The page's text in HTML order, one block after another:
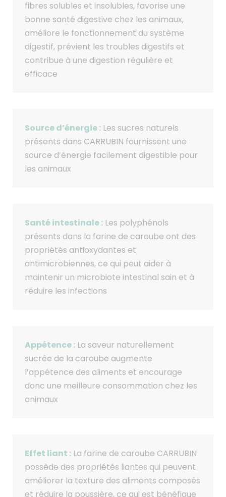
fibres solubles et insolubles, favorise une
bonne santé digestive chez les animaux,
améliore le fonctionnement du système
digestif, prévient les troubles digestifs et
contribue à une digestion régulière et
efficace
Source d’énergie : Les sucres naturels
présents dans CARRUBIN fournissent une
source d’énergie facilement digestible pour
les animaux
Santé intestinale : Les polyphénols
présents dans la farine de caroube ont des
propriétés antioxydantes et
antimicrobiennes, ce qui peut aider à
maintenir un microbiote intestinal sain et à
réduire les infections
Appétence : La saveur naturellement
sucrée de la caroube augmente
l’appétence des aliments et encourage
donc une meilleure consommation chez les
animaux
Effet liant : La farine de caroube CARRUBIN
possède des propriétés liantes qui peuvent
améliorer la texture des aliments composés
et réduire la poussière, ce qui est bénéfique